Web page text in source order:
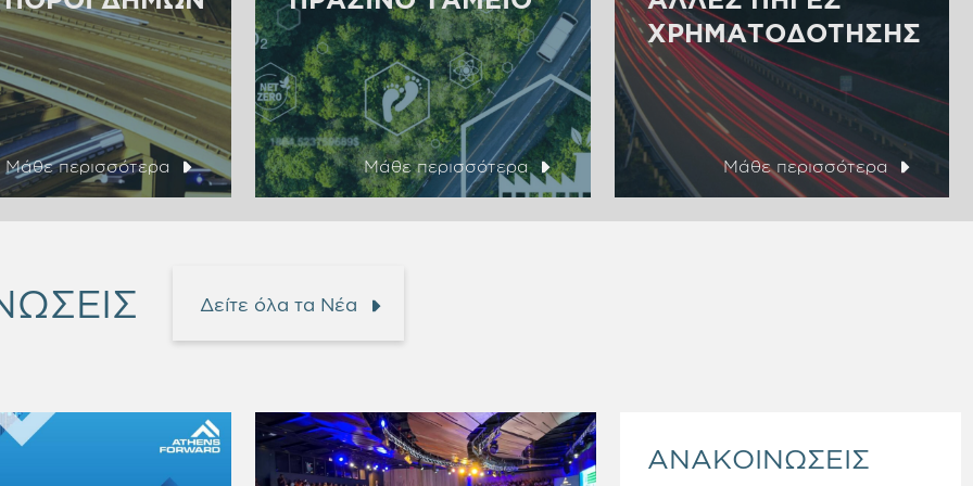
Μάθε περισσότερα Μάθε περισσότερα
ΧΡΗΜΑΤΟΔΌΤΗΣΗΣ
Μάθε περισσότερα
Δείτε όλα τα Νέα
ΑΝΑΚΟΙΝΩΣΕΙΣ